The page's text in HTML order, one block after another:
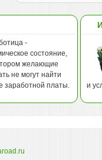
-
состояние,
желающие
не могут найти
заработной платы.
и